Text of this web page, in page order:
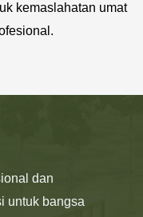
kemaslahatan umat
dan
untuk bangsa